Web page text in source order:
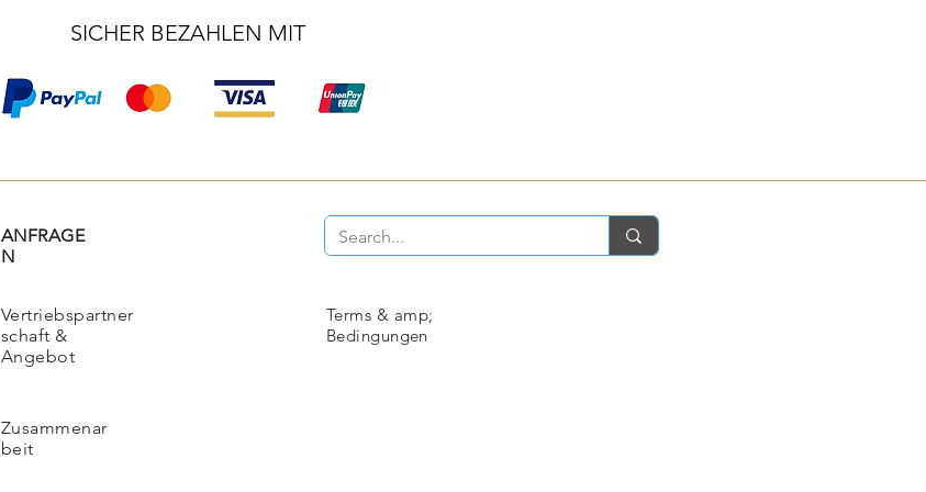
SICHER BEZAHLEN MIT
ANFRAGE
N
Vertriebspartner
schaft &
Angebot
Zusammenar
beit
Terms & amp;
Bedingungen